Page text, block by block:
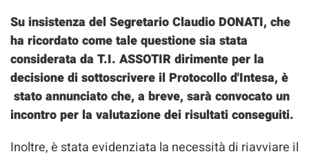
Su insistenza del Segretario Claudio DONATI, che
ha ricordato come tale questione sia stata
considerata da T.I. ASSOTIR dirimente per la
decisione di sottoscrivere il Protocollo d'Intesa, è
stato annunciato che, a breve, sarà convocato un
incontro per la valutazione dei risultati conseguiti.
Inoltre, è stata evidenziata la necessità di riavviare il